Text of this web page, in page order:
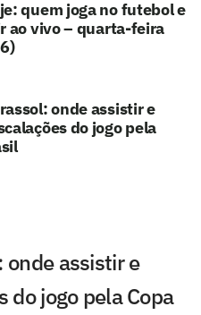
quem joga no futebol e
ao vivo – quarta-feira
onde assistir e
do jogo pela
onde assistir e
do jogo pela Copa